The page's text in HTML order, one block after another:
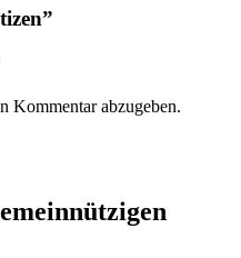
”
Kommentar abzugeben.